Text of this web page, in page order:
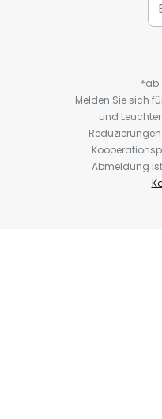
*ab
Melden Sie sich
und
Abmeldung